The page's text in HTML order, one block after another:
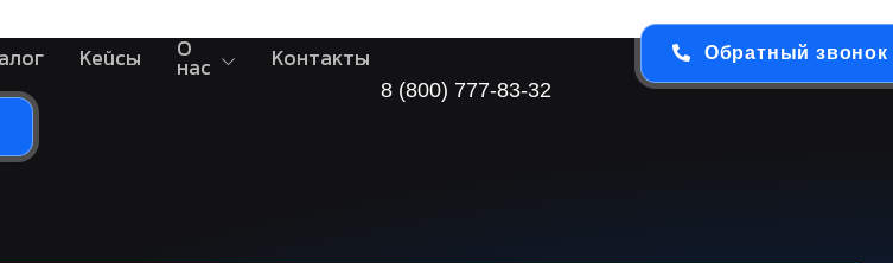
Кейсы
О
нас
Контакты
8 (800) 777-83-32
Обратный звонок